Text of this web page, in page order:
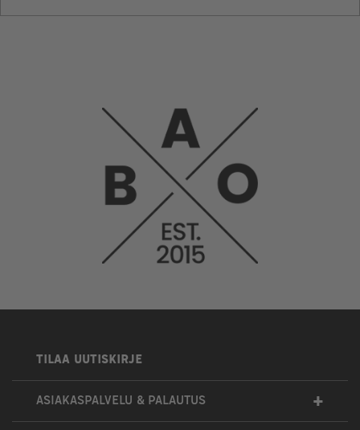
TILAA UUTISKIRJE
ASIAKASPALVELU & PALAUTUS +